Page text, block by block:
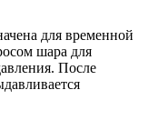
для временной
шара для
После